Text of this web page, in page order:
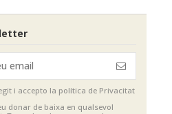
i accepto la política de Privacitat
donar de baixa en qualsevol